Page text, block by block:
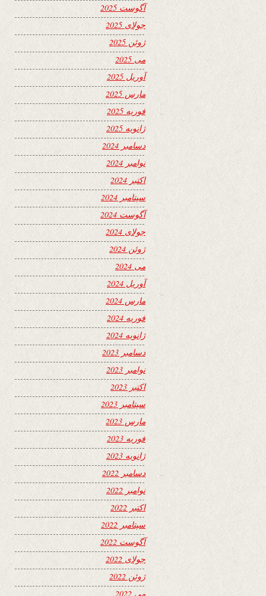
آگوست 2025
جولای 2025
ژوئن 2025
می 2025
آوریل 2025
مارس 2025
فوریه 2025
ژانویه 2025
دسامبر 2024
نوامبر 2024
اکتبر 2024
سپتامبر 2024
آگوست 2024
جولای 2024
ژوئن 2024
می 2024
آوریل 2024
مارس 2024
فوریه 2024
ژانویه 2024
دسامبر 2023
نوامبر 2023
اکتبر 2023
سپتامبر 2023
مارس 2023
فوریه 2023
ژانویه 2023
دسامبر 2022
نوامبر 2022
اکتبر 2022
سپتامبر 2022
آگوست 2022
جولای 2022
ژوئن 2022
می 2022